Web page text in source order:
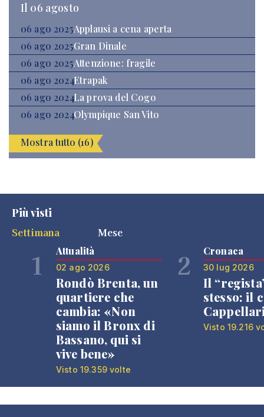
Il 06 agosto
06 ago 2025Applausi a cena aperta
06 ago 2025Gran Dinale
06 ago 2025Attenzione: fragile
06 ago 2024Etrapak
06 ago 2024La prova del Cogo
06 ago 2024Olympique San Vito
Mostra tutto (16)
Più visti
Settimana
Mese
1 Attualità
02 ago 2026
Rondò Brenta, un
quartiere che
cambia: «Non
siamo il Bronx di
Bassano, qui si
vive bene»
Visto 19.359 volte
2 Cronaca
30 lug 2026
Il
stesso: il
Visto 19.216